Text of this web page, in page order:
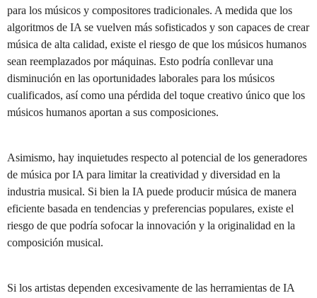
para los músicos y compositores tradicionales. A medida que los
algoritmos de IA se vuelven más sofisticados y son capaces de crear
música de alta calidad, existe el riesgo de que los músicos humanos
sean reemplazados por máquinas. Esto podría conllevar una
disminución en las oportunidades laborales para los músicos
cualificados, así como una pérdida del toque creativo único que los
músicos humanos aportan a sus composiciones.
Asimismo, hay inquietudes respecto al potencial de los generadores
de música por IA para limitar la creatividad y diversidad en la
industria musical. Si bien la IA puede producir música de manera
eficiente basada en tendencias y preferencias populares, existe el
riesgo de que podría sofocar la innovación y la originalidad en la
composición musical.
Si los artistas dependen excesivamente de las herramientas de IA